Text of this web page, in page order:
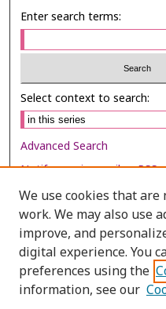
Enter search terms:
Select context to search:
Advanced Search
Notify me via email orRSS
Browse
Collections
Disciplines
Authors
We use cookies that
work. We may also use
improve, and
digital experience. You
preferences using the
information, see our